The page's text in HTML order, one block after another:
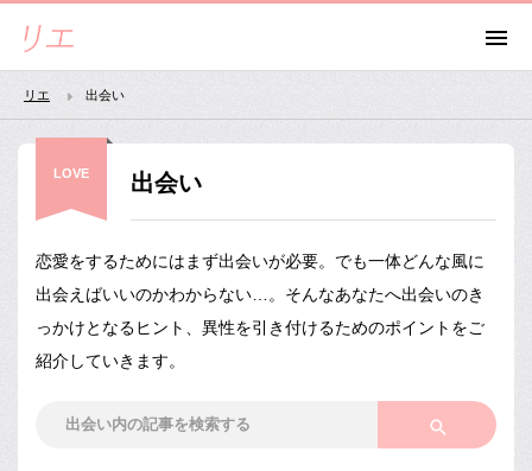
リエ 出会い
LOVE 出会い
恋愛をするためにはまず出会いが必要。でも一体どんな風に
出会えばいいのかわからない…。そんなあなたへ出会いのき
っかけとなるヒント、異性を引き付けるためのポイントをご
紹介していきます。